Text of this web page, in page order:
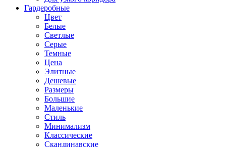
Гардеробные
Цвет
Белые
Светлые
Серые
Темные
Цена
Элитные
Дешевые
Размеры
Большие
Маленькие
Стиль
Минимализм
Классические
Скандинавские